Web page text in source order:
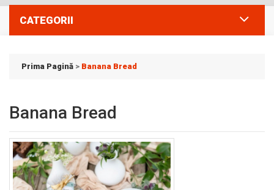
CATEGORII
Prima Pagină > Banana Bread
Banana Bread